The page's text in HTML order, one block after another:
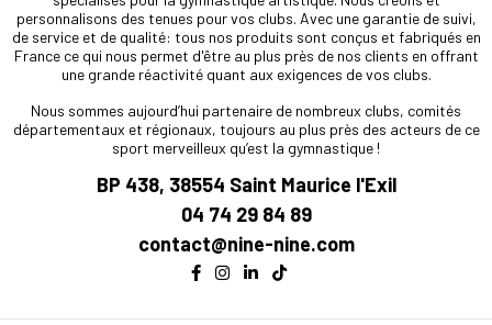
personnalisons des tenues pour vos clubs. Avec une garantie de suivi,
de service et de qualité: tous nos produits sont conçus et fabriqués en
France ce qui nous permet d'être au plus près de nos clients en offrant
une grande réactivité quant aux exigences de vos clubs.
Nous sommes aujourd’hui partenaire de nombreux clubs, comités
départementaux et régionaux, toujours au plus près des acteurs de ce
sport merveilleux qu’est la gymnastique !
BP 438, 38554 Saint Maurice l'Exil
04 74 29 84 89
contact@nine-nine.com